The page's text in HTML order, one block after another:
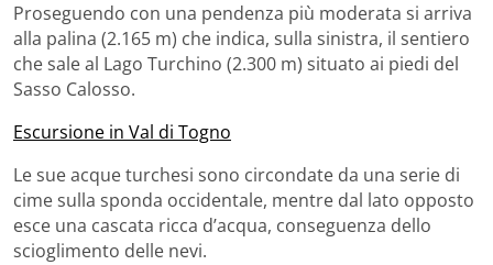
Proseguendo con una pendenza più moderata si arriva
alla palina (2.165 m) che indica, sulla sinistra, il sentiero
che sale al Lago Turchino (2.300 m) situato ai piedi del
Sasso Calosso.
Escursione in Val di Togno
Le sue acque turchesi sono circondate da una serie di
cime sulla sponda occidentale, mentre dal lato opposto
esce una cascata ricca d’acqua, conseguenza dello
scioglimento delle nevi.